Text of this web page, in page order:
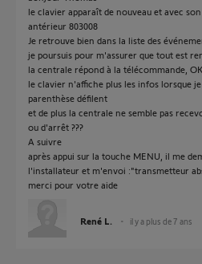
le clavier apparaît de nouveau et avec
antérieur 803008
Je retrouve bien dans la liste des
je poursuis pour m'assurer que tout est
la centrale répond à la télécommande, OK
le clavier n'affiche plus les infos lorsque
parenthèse défilent
et de plus la centrale ne semble pas
ou d'arrêt ???
A suivre
après appui sur la touche MENU, il me
l'installateur et m'envoi :"transmetteur
merci pour votre aide
René L. il y a plus de 7 ans